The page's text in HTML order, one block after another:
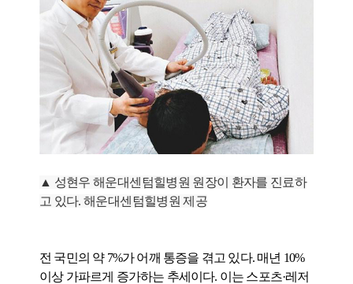
▲ 성현우 해운대센텀힐병원 원장이 환자를 진료하
고 있다. 해운대센텀힐병원 제공
전 국민의 약 7%가 어깨 통증을 겪고 있다. 매년 10%
이상 가파르게 증가하는 추세이다. 이는 스포츠·레저